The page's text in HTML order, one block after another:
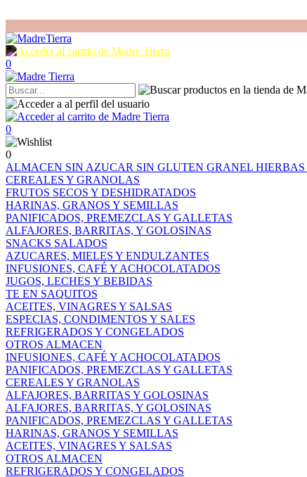
0
0
0
ALMACEN SIN AZUCAR SIN GLUTEN GRANEL HIERBAS
CEREALES Y GRANOLAS
FRUTOS SECOS Y DESHIDRATADOS
HARINAS, GRANOS Y SEMILLAS
PANIFICADOS, PREMEZCLAS Y GALLETAS
ALFAJORES, BARRITAS, Y GOLOSINAS
SNACKS SALADOS
AZUCARES, MIELES Y ENDULZANTES
INFUSIONES, CAFÉ Y ACHOCOLATADOS
JUGOS, LECHES Y BEBIDAS
TE EN SAQUITOS
ACEITES, VINAGRES Y SALSAS
ESPECIAS, CONDIMENTOS Y SALES
REFRIGERADOS Y CONGELADOS
OTROS ALMACEN
INFUSIONES, CAFÉ Y ACHOCOLATADOS
PANIFICADOS, PREMEZCLAS Y GALLETAS
CEREALES Y GRANOLAS
ALFAJORES, BARRITAS Y GOLOSINAS
ALFAJORES, BARRITAS, Y GOLOSINAS
PANIFICADOS, PREMEZCLAS Y GALLETAS
HARINAS, GRANOS Y SEMILLAS
ACEITES, VINAGRES Y SALSAS
OTROS ALMACEN
REFRIGERADOS Y CONGELADOS